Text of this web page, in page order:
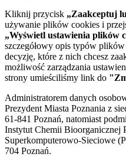
Kliknij przycisk „Zaakceptuj
używanie plików cookies i
„Wyświetl ustawienia plików
szczegółowy opis typów
decyzję, które z nich chcesz
możliwość zarządzania
strony umieściliśmy link do
Administratorem danych
Prezydent Miasta Poznania z
61-841 Poznań, natomiast
Instytut Chemii Bioorganicznej
Superkomputerowo-Sieciowe
704 Poznań.